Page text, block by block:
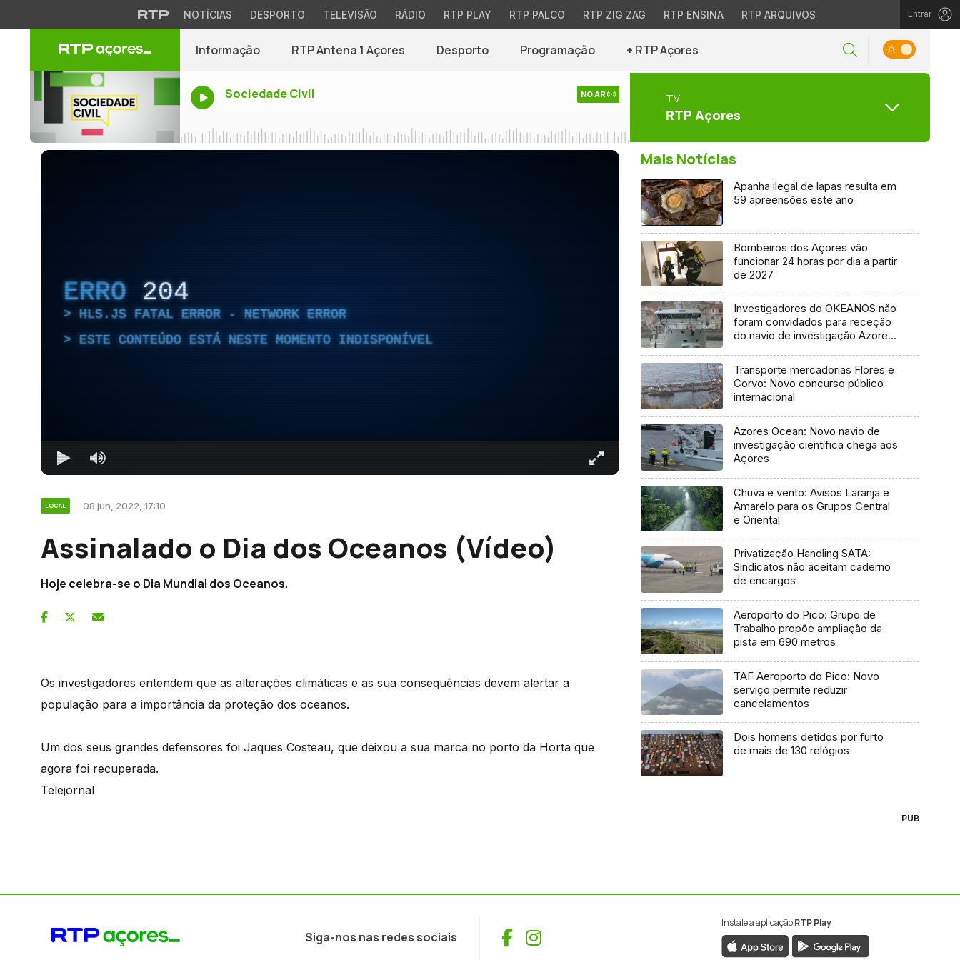
NOTÍCIAS DESPORTO TELEVISÃO RÁDIO RTP PLAY RTP PALCO RTP ZIG ZAG RTP ENSINA RTP ARQUIVOS Entrar
Informação RTP Antena 1 Açores Desporto Programação + RTP Açores
Sociedade Civil NO AR TV
RTP Açores
ERRO 204
HLS.JS FATAL ERROR - NETWORK ERROR
ESTE CONTEÚDO ESTÁ NESTE MOMENTO INDISPONÍVEL
LOCAL 08 jun, 2022, 17:10
Assinalado o Dia dos Oceanos (Vídeo)
Hoje celebra-se o Dia Mundial dos Oceanos.
Os investigadores entendem que as alterações climáticas e as sua consequências devem alertar a
população para a importância da proteção dos oceanos.
Um dos seus grandes defensores foi Jaques Costeau, que deixou a sua marca no porto da Horta que
agora foi recuperada.
Telejornal
Mais Notícias
Apanha ilegal de lapas resulta em
59 apreensões este ano
Bombeiros dos Açores vão
funcionar 24 horas por dia a partir
de 2027
Investigadores do OKEANOS não
foram convidados para receção
do navio de investigação Azores
Transporte mercadorias Flores e
Corvo: Novo concurso público
internacional
Azores Ocean: Novo navio de
investigação científica chega aos
Açores
Chuva e vento: Avisos Laranja e
Amarelo para os Grupos Central
e Oriental
Privatização Handling SATA:
Sindicatos não aceitam caderno
de encargos
Aeroporto do Pico: Grupo de
Trabalho propõe ampliação da
pista em 690 metros
TAF Aeroporto do Pico: Novo
serviço permite reduzir
cancelamentos
Dois homens detidos por furto
de mais de 130 relógios
PUB
Siga-nos nas redes sociais Facebook
Instagram
Instale a aplicaçãoRTP Play